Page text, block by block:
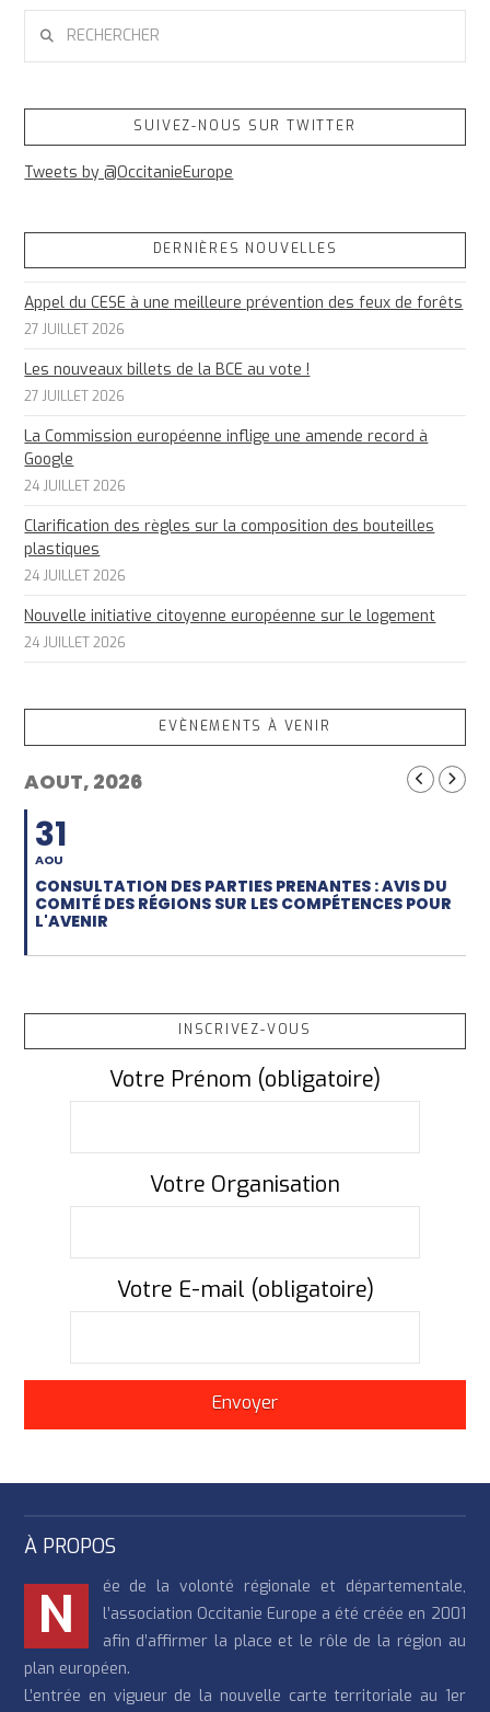
SUIVEZ-NOUS SUR TWITTER
Tweets by @OccitanieEurope
DERNIÈRES NOUVELLES
Appel du CESE à une meilleure prévention des feux de forêts
27 JUILLET 2026
Les nouveaux billets de la BCE au vote !
27 JUILLET 2026
La Commission européenne inflige une amende record à
Google
24 JUILLET 2026
Clarification des règles sur la composition des bouteilles
plastiques
24 JUILLET 2026
Nouvelle initiative citoyenne européenne sur le logement
24 JUILLET 2026
EVÈNEMENTS À VENIR
AOUT, 2026
31
AOU
CONSULTATION DES PARTIES PRENANTES : AVIS DU
COMITÉ DES RÉGIONS SUR LES COMPÉTENCES POUR
L'AVENIR
INSCRIVEZ-VOUS
Votre Prénom (obligatoire)
Votre Organisation
Votre E-mail (obligatoire)
À PROPOS
N
ée de la volonté régionale et départementale,
l’association Occitanie Europe a été créée en 2001
afin d’affirmer la place et le rôle de la région au
plan européen.
L’entrée en vigueur de la nouvelle carte territoriale au 1er